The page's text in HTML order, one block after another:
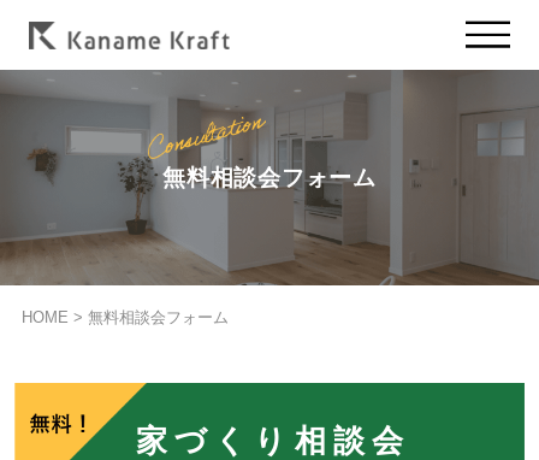
無料相談会フォーム
HOME > 無料相談会フォーム
家づくり相談会